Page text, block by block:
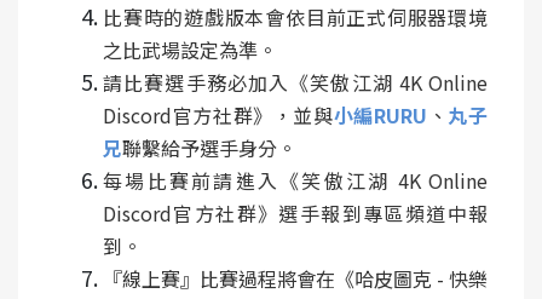
比賽時的遊戲版本會依目前正式伺服器環境
之比武場設定為準。
請比賽選手務必加入《笑傲江湖 4K Online
Discord官方社群》，並與小編RURU 、 丸子
兄聯繫給予選手身分。
每場比賽前請進入《笑傲江湖 4K Online
Discord官方社群》選手報到專區頻道中報
到。
『線上賽』比賽過程將會在《哈皮圖克 - 快樂